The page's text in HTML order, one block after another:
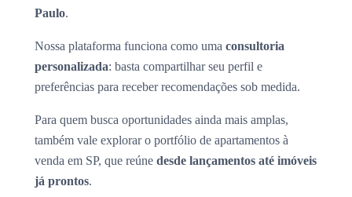
Paulo.
Nossa plataforma funciona como uma consultoria
personalizada: basta compartilhar seu perfil e
preferências para receber recomendações sob medida.
Para quem busca oportunidades ainda mais amplas,
também vale explorar o portfólio de apartamentos à
venda em SP, que reúne desde lançamentos até imóveis
já prontos.